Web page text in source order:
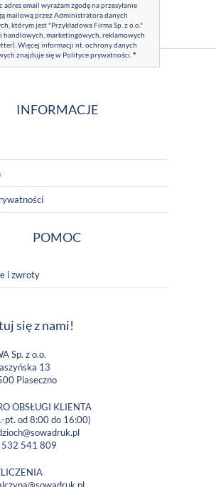
adres email wyrażam zgodę na przesyłanie
mailową przez Administratora danych
którym jest "Przykładowa Firma Sp. z o.o."
handlowych, marketingowych, reklamowych
Więcej informacji nt. ochrony danych
znajduje się w Polityce prywatności *
INFORMACJE
POMOC
i zwroty
się z nami!
Sp. z o.o.
13
Piaseczno
OBSŁUGI KLIENTA
pt. od 8:00 do 16:00)
541 809